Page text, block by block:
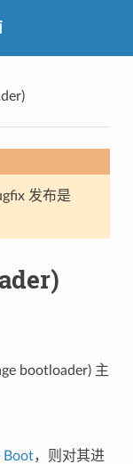
发布是
bootloader) 主
Boot，则对其进